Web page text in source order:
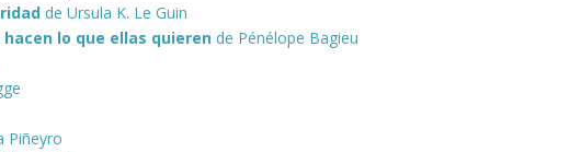
de Ursula K. Le Guin
lo que ellas quieren de Pénélope Bagieu
Piñeyro